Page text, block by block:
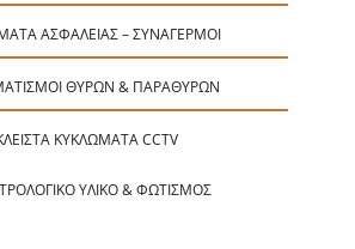
ΑΣΦΑΛΕΊΑΣ – ΣΥΝΑΓΕΡΜΟΊ
ΘΥΡΏΝ & ΠΑΡΑΘΎΡΩΝ
ΚΥΚΛΏΜΑΤΑ CCTV
ΥΛΙΚΌ & ΦΩΤΙΣΜΌΣ